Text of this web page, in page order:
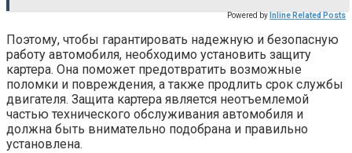
Powered by Inline Related Posts
Поэтому, чтобы гарантировать надежную и безопасную
работу автомобиля, необходимо установить защиту
картера. Она поможет предотвратить возможные
поломки и повреждения, а также продлить срок службы
двигателя. Защита картера является неотъемлемой
частью технического обслуживания автомобиля и
должна быть внимательно подобрана и правильно
установлена.